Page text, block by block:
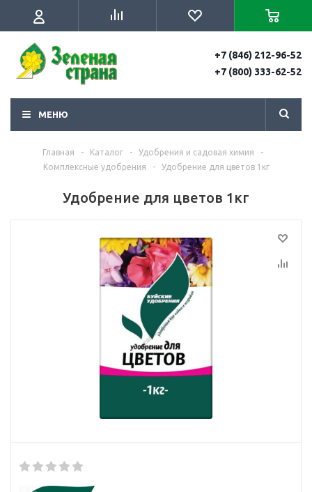
+7 (846) 212-96-52
+7 (800) 333-62-52
МЕНЮ
Главная - Каталог - Удобрения и садовая химия
-
Комплексные удобрения
- Удобрение для цветов 1кг
Удобрение для цветов 1кг